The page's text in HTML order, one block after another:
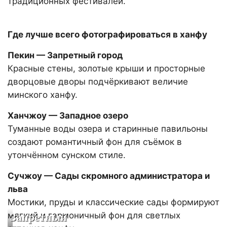
Где лучше всего фотографироваться в ханфу
Пекин — Запретный город
Красные стены, золотые крыши и просторные
дворцовые дворы подчёркивают величие
минского ханфу.
Ханчжоу — Западное озеро
Туманные воды озера и старинные павильоны
создают романтичный фон для съёмок в
утончённом сунском стиле.
Сучжоу — Сады скромного администратора и
льва
Мостики, пруды и классические сады формируют
мягкий и гармоничный фон для светлых
Запретный